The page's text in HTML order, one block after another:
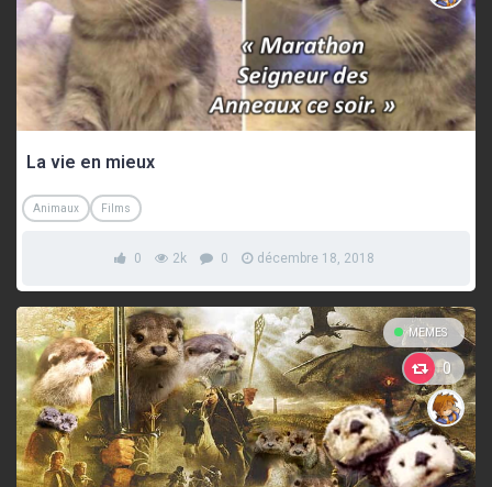
La vie en mieux
Animaux Films
0 2k 0 décembre 18, 2018
MEMES
0